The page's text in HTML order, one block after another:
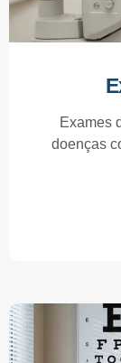
Exames
doenças